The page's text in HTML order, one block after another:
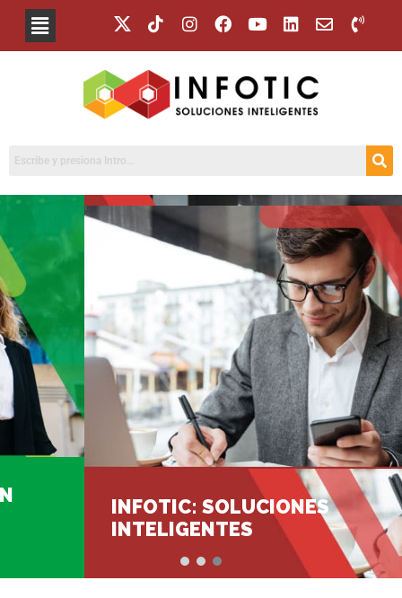
SERVICIOS OPERATIVOS,
ADMINISTRATIVOS Y
TECNOLÓGICOS PARA SU EMPRESA